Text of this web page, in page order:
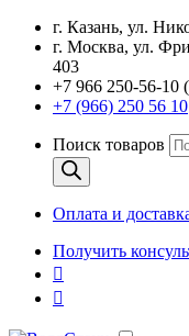
г. Казань, ул.
г. Москва, ул.
403
+7 966 250-56-10
+7 (966) 250 56 10
Поиск товаров
Оплата и
Получить